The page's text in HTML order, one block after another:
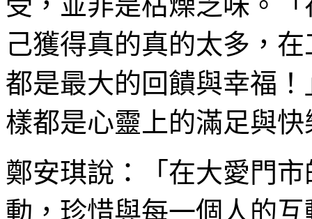
己獲得真的真的太多，
都是最大的回饋與幸福
樣都是心靈上的滿足與快
鄭安琪說：「在大愛門
動，珍惜與每一個人的